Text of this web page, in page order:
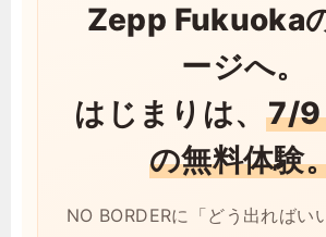
Zepp Fukuoka
ージへ。
はじまりは、 7/9
の無料体験
NO BORDERに「どう出ればい